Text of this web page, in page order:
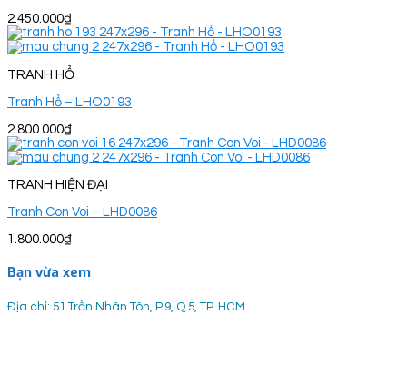
2.450.000₫
TRANH HỔ
Tranh Hổ – LHO0193
2.800.000₫
TRANH HIỆN ĐẠI
Tranh Con Voi – LHD0086
1.800.000₫
Bạn vừa xem
Địa chỉ: 51 Trần Nhân Tôn, P.9, Q.5, TP. HCM